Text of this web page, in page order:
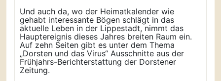
Und auch da, wo der Heimatkalender wie
gehabt interessante Bögen schlägt in das
aktuelle Leben in der Lippestadt, nimmt das
Hauptereignis dieses Jahres breiten Raum ein.
Auf zehn Seiten gibt es unter dem Thema
„Dorsten und das Virus“ Ausschnitte aus der
Frühjahrs-Berichterstattung der Dorstener
Zeitung.